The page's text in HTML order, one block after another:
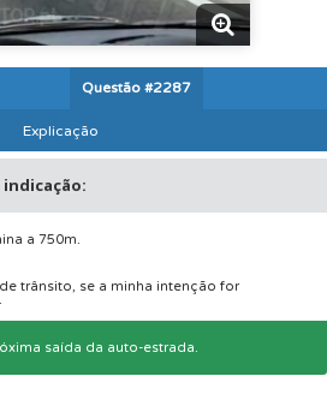
Questão #2287
Explicação
a 750m.
trânsito, se a minha intenção for
saída da auto-estrada.